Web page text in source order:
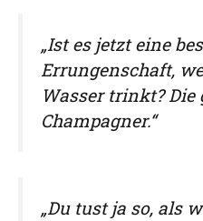
„Ist es jetzt eine
Errungenschaft,
Wasser trinkt?
Champagner.“
„Du tust ja so, als